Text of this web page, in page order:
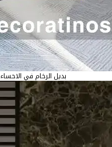
بديل الرخام في الاحساء